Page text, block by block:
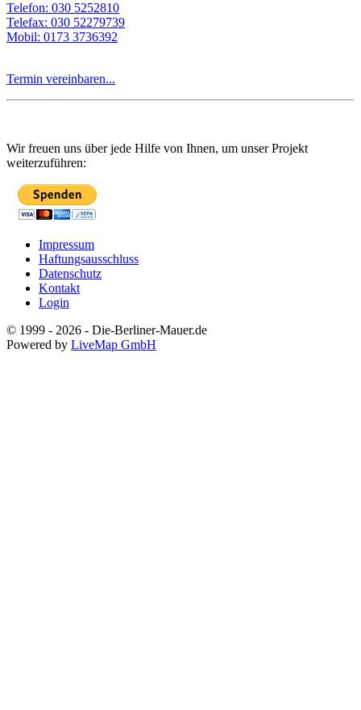
Telefon: 030 5252810
Telefax: 030 52279739
Mobil: 0173 3736392
Termin vereinbaren...
Wir freuen uns über jede Hilfe von Ihnen, um unser Projekt
weiterzuführen:
Impressum
Haftungsausschluss
Datenschutz
Kontakt
Login
© 1999 - 2026 - Die-Berliner-Mauer.de
Powered by LiveMap GmbH